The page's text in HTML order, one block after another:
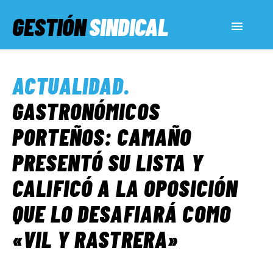
GESTIÓNSINDICAL
SERVICIOS SOCIALES
INFORMES ESPECIALES
FUERA DE MEGÁFONO
EL LADO «G»
ACTUALIDAD.
GASTRONÓMICOS
PORTEÑOS: CAMAÑO
PRESENTÓ SU LISTA Y
CALIFICÓ A LA OPOSICIÓN
QUE LO DESAFIARÁ COMO
«VIL Y RASTRERA»